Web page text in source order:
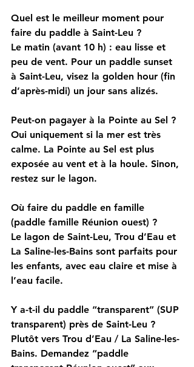
Quel est le meilleur moment pour
faire du paddle à Saint-Leu ?
Le matin (avant 10 h) : eau lisse et
peu de vent. Pour un paddle sunset
à Saint-Leu, visez la golden hour (fin
d’après-midi) un jour sans alizés.
Peut-on pagayer à la Pointe au Sel ?
Oui uniquement si la mer est très
calme. La Pointe au Sel est plus
exposée au vent et à la houle. Sinon,
restez sur le lagon.
Où faire du paddle en famille
(paddle famille Réunion ouest) ?
Le lagon de Saint-Leu, Trou d’Eau et
La Saline-les-Bains sont parfaits pour
les enfants, avec eau claire et mise à
l’eau facile.
Y a-t-il du paddle “transparent” (SUP
transparent) près de Saint-Leu ?
Plutôt vers Trou d’Eau / La Saline-les-
Bains. Demandez “paddle